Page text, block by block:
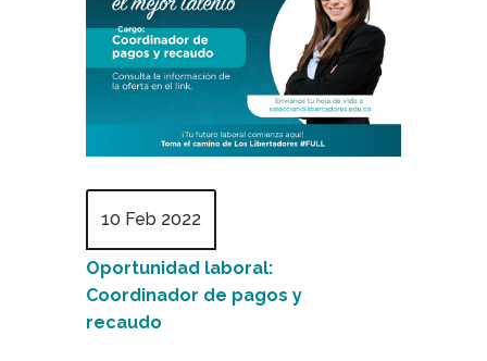
10 Feb 2022
Oportunidad laboral:
Coordinador de pagos y
recaudo